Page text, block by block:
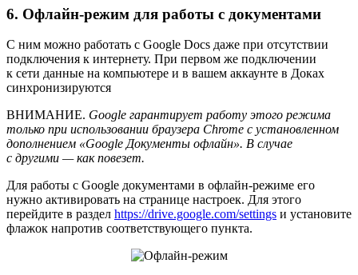
6. Офлайн-режим для работы с документами
С ним можно работать с Google Docs даже при отсутствии
подключения к интернету. При первом же подключении
к сети данные на компьютере и в вашем аккаунте в Доках
синхронизируются
ВНИМАНИЕ. Google гарантирует работу этого режима
только при использовании браузера Chrome с установленном
дополнением «Google Документы офлайн». В случае
с другими — как повезет.
Для работы с Google документами в офлайн-режиме его
нужно активировать на странице настроек. Для этого
перейдите в раздел https://drive.google.com/settings и установите
флажок напротив соответствующего пункта.